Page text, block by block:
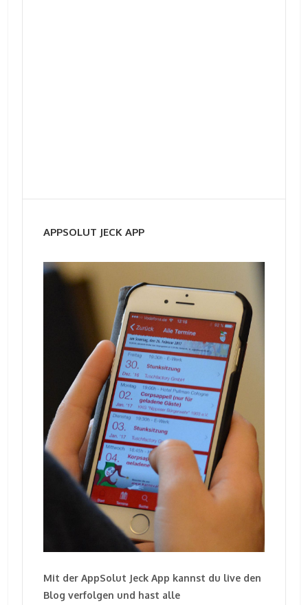
APPSOLUT JECK APP
Mit der AppSolut Jeck App kannst du live den
Blog verfolgen und hast alle